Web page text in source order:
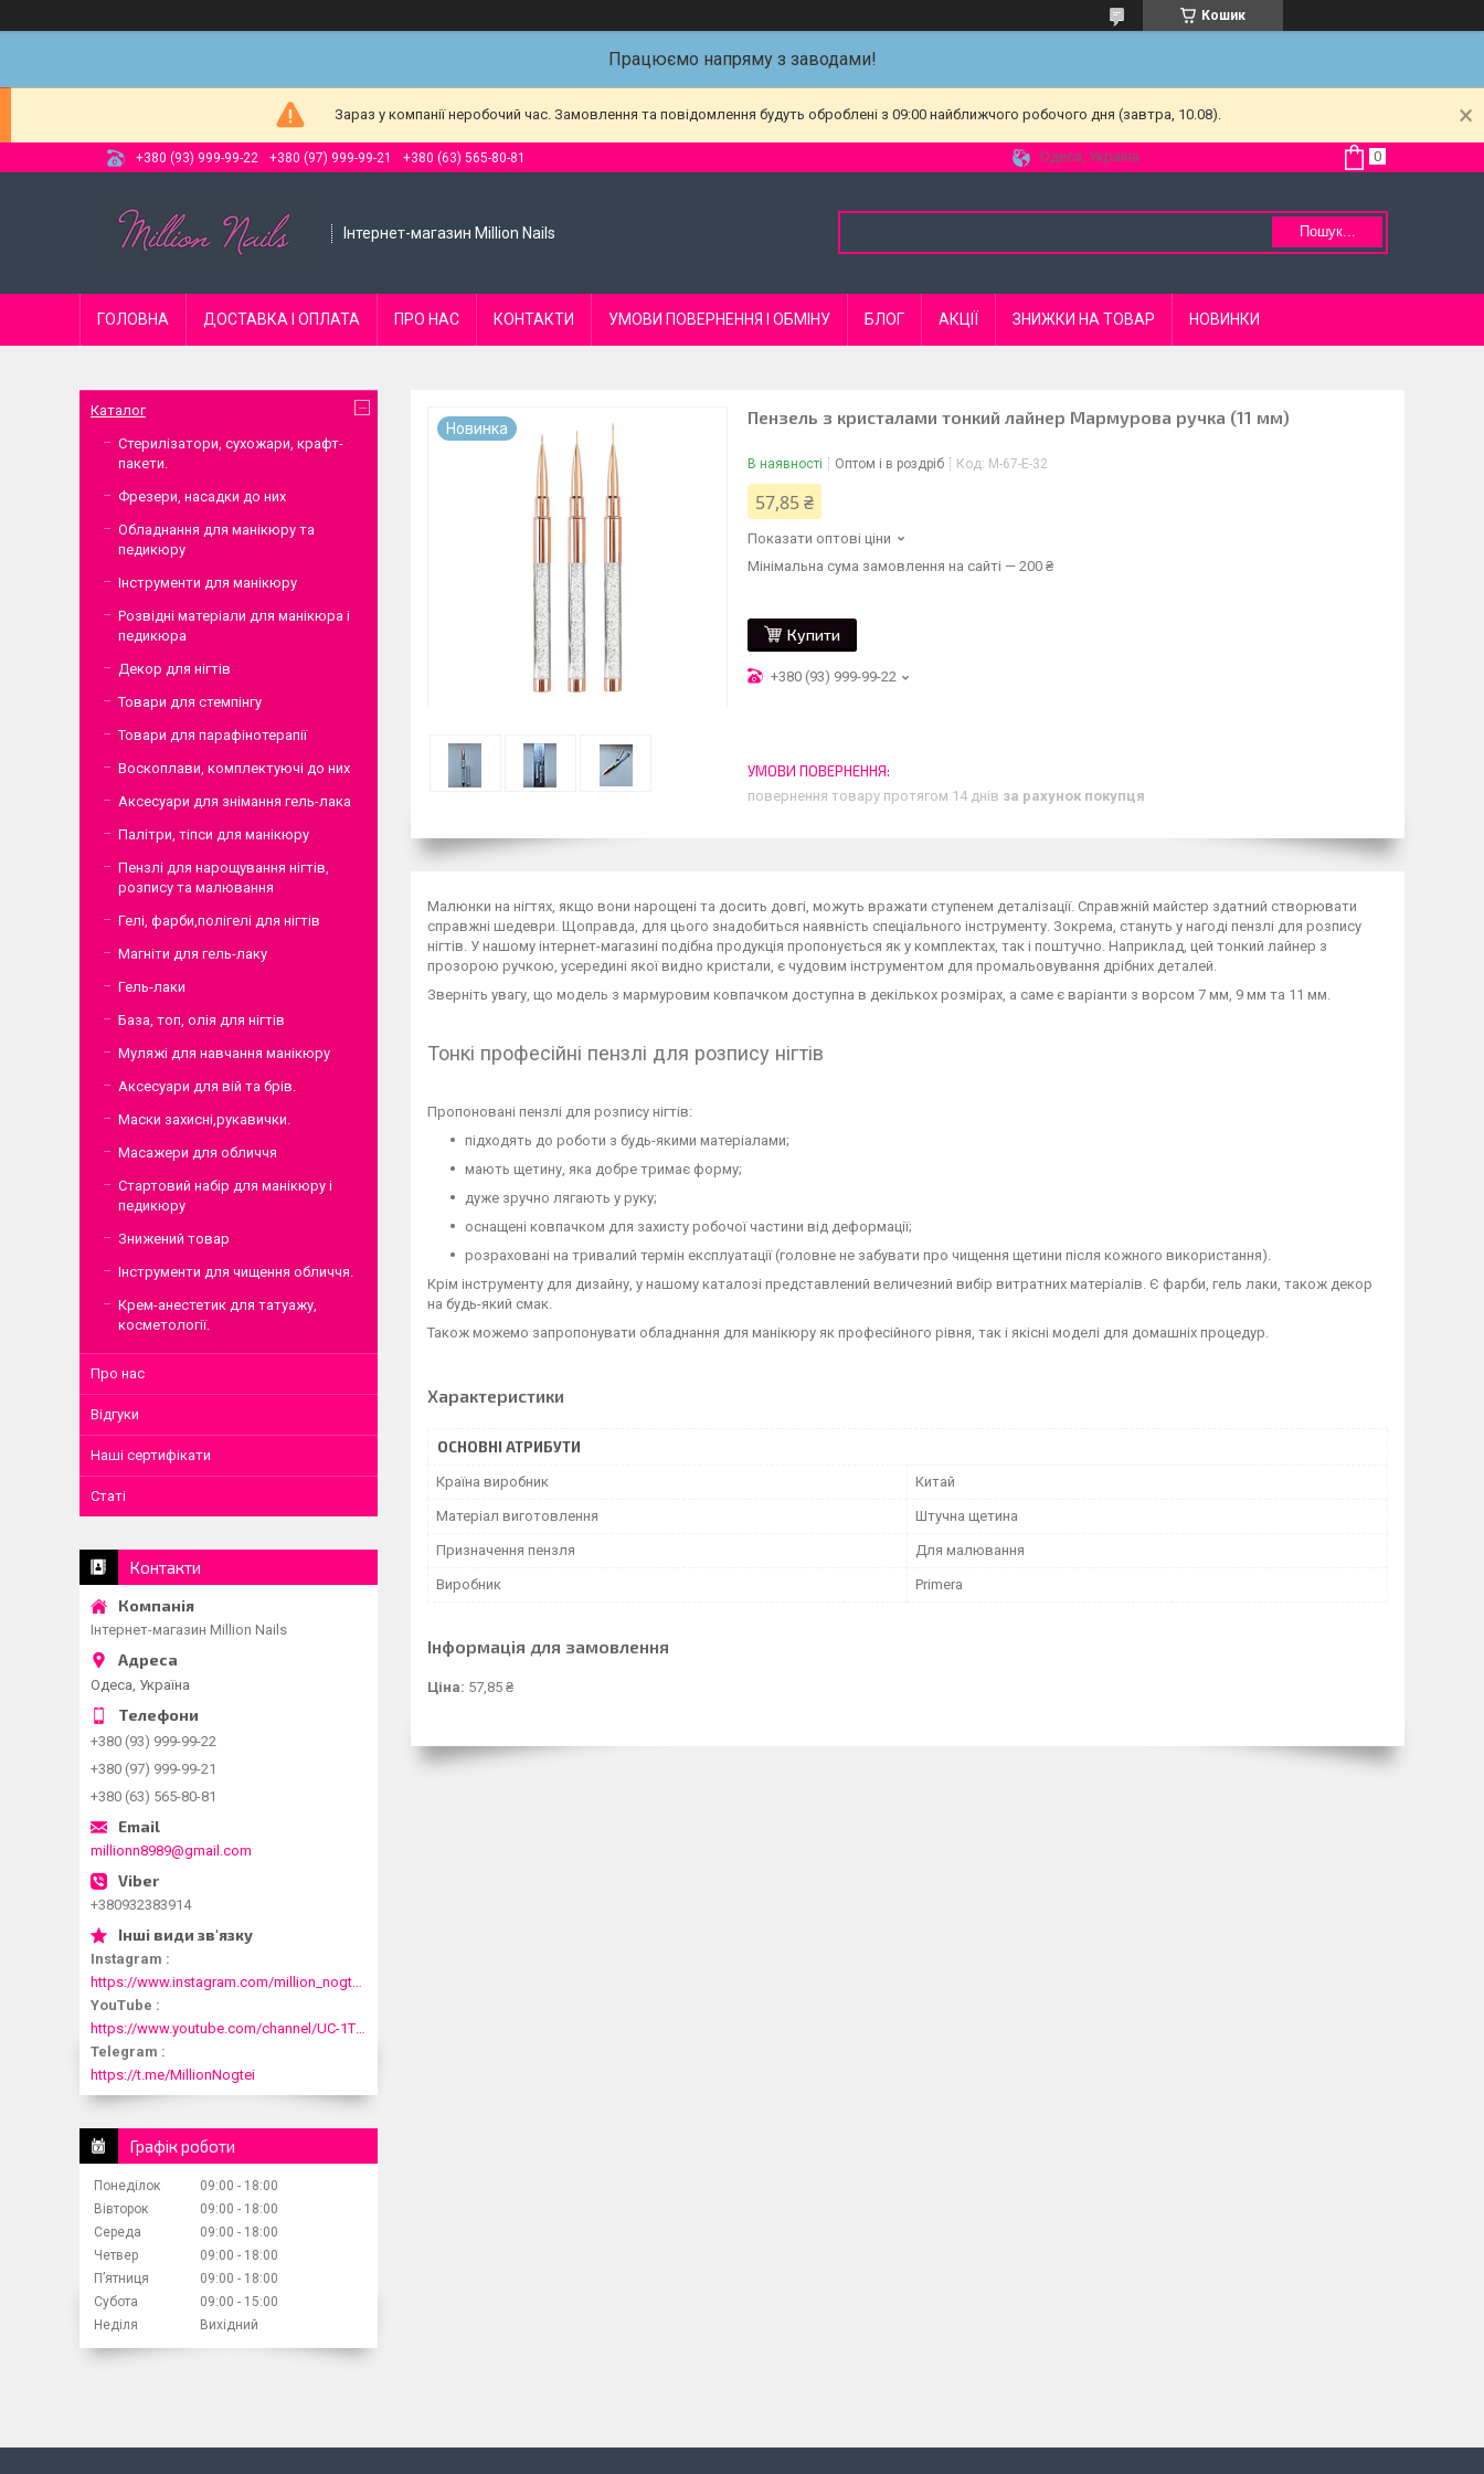
Кошик
Працюємо напряму з заводами!
Зараз у компанії неробочий час. Замовлення та повідомлення будуть оброблені з 09:00 найближчого робочого дня (завтра, 10.08).
+380 (93) 999-99-22 +380 (97) 999-99-21 +380 (63) 565-80-81 Одеса, Україна
Інтернет-магазин Million Nails Пошук...
ГОЛОВНА ДОСТАВКА І ОПЛАТА ПРО НАС КОНТАКТИ УМОВИ ПОВЕРНЕННЯ І ОБМІНУ БЛОГ АКЦІЇ ЗНИЖКИ НА ТОВАР НОВИНКИ
Новинка
Пензель з кристалами тонкий лайнер Мармурова ручка (11 мм)
В наявності Оптом і в роздріб Код: М-67-E-32
57,85 ₴
Показати оптові ціни
Мінімальна сума замовлення на сайті — 200 ₴
Купити
+380 (93) 999-99-22
повернення товару протягом 14 днів за рахунок покупця
Малюнки на нігтях, якщо вони нарощені та досить довгі, можуть вражати ступенем деталізації. Справжній майстер здатний створювати
справжні шедеври. Щоправда, для цього знадобиться наявність спеціального інструменту. Зокрема, стануть у нагоді пензлі для розпису
нігтів. У нашому інтернет-магазині подібна продукція пропонується як у комплектах, так і поштучно. Наприклад, цей тонкий лайнер з
прозорою ручкою, усередині якої видно кристали, є чудовим інструментом для промальовування дрібних деталей.
Зверніть увагу, що модель з мармуровим ковпачком доступна в декількох розмірах, а саме є варіанти з ворсом 7 мм, 9 мм та 11 мм.
Тонкі професійні пензлі для розпису нігтів
Пропоновані пензлі для розпису нігтів:
підходять до роботи з будь-якими матеріалами;
мають щетину, яка добре тримає форму;
дуже зручно лягають у руку;
оснащені ковпачком для захисту робочої частини від деформації;
розраховані на тривалий термін експлуатації (головне не забувати про чищення щетини після кожного використання).
Крім інструменту для дизайну, у нашому каталозі представлений величезний вибір витратних матеріалів. Є фарби, гель лаки, також декор
на будь-який смак.
Також можемо запропонувати обладнання для манікюру як професійного рівня, так і якісні моделі для домашніх процедур.
Характеристики
ОСНОВНІ АТРИБУТИ
Країна виробник Китай
Матеріал виготовлення Штучна щетина
Призначення пензля Для малювання
Виробник Primera
Інформація для замовлення
Ціна: 57,85 ₴
Каталог
Стерилізатори, сухожари, крафт-
пакети.
Фрезери, насадки до них
Обладнання для манікюру та
педикюру
Інструменти для манікюру
Розвідні матеріали для манікюра і
педикюра
Декор для нігтів
Товари для стемпінгу
Товари для парафінотерапії
Воскоплави, комплектуючі до них
Аксесуари для знімання гель-лака
Палітри, тіпси для манікюру
Пензлі для нарощування нігтів,
розпису та малювання
Гелі, фарби,полігелі для нігтів
Магніти для гель-лаку
Гель-лаки
База, топ, олія для нігтів
Муляжі для навчання манікюру
Аксесуари для вій та брів.
Маски захисні,рукавички.
Масажери для обличчя
Стартовий набір для манікюру і
педикюру
Знижений товар
Інструменти для чищення обличчя.
Крем-анестетик для татуажу,
косметології.
Про нас
Відгуки
Наші сертифікати
Статі
Контакти
Інтернет-магазин Million Nails
Одеса, Україна
+380 (93) 999-99-22
+380 (97) 999-99-21
+380 (63) 565-80-81
millionn8989@gmail.com
+380932383914
Instagram
YouTube
Telegram
https://t.me/MillionNogtei
Графік роботи
Понеділок 09:00
18:00
Вівторок
09:00
18:00
Середа
09:00
18:00
Четвер
09:00
18:00
Пʼятниця
09:00
18:00
Субота
09:00
15:00
Неділя
Вихідний